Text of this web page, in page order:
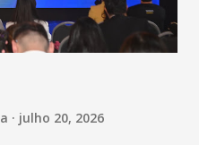
um grande risco à
“Precisamos saber fazer a
para não so...
julho 20, 2026